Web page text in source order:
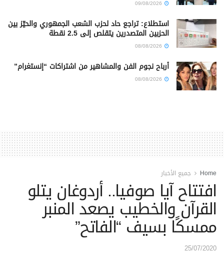
استطلاع: تراجع حاد لحزب الشعب الجمهوري والحيّز بين
الحزبين المتصدرين يتقلص إلى 2.5 نقطة
أرباح نجوم الفن والمشاهير من اشتراكات “إنستغرام”
Home جميع الأخبار
افتتاح آيا صوفيا.. أردوغان يتلو
القرآن والخطيب يصعد المنبر
ممسكًا بسيف “الفاتح”
25/07/2020